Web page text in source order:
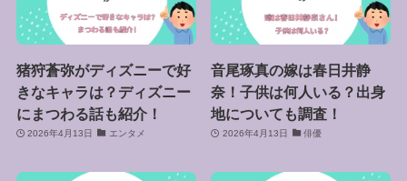
猪狩蒼弥がディズニーで好
きなキャラは？ディズニー
にまつわる話も紹介！
2026年4月13日 エンタメ
音尾琢真の嫁は春日井静
奈！子供は何人いる？出身
地についても調査！
2026年4月13日 俳優